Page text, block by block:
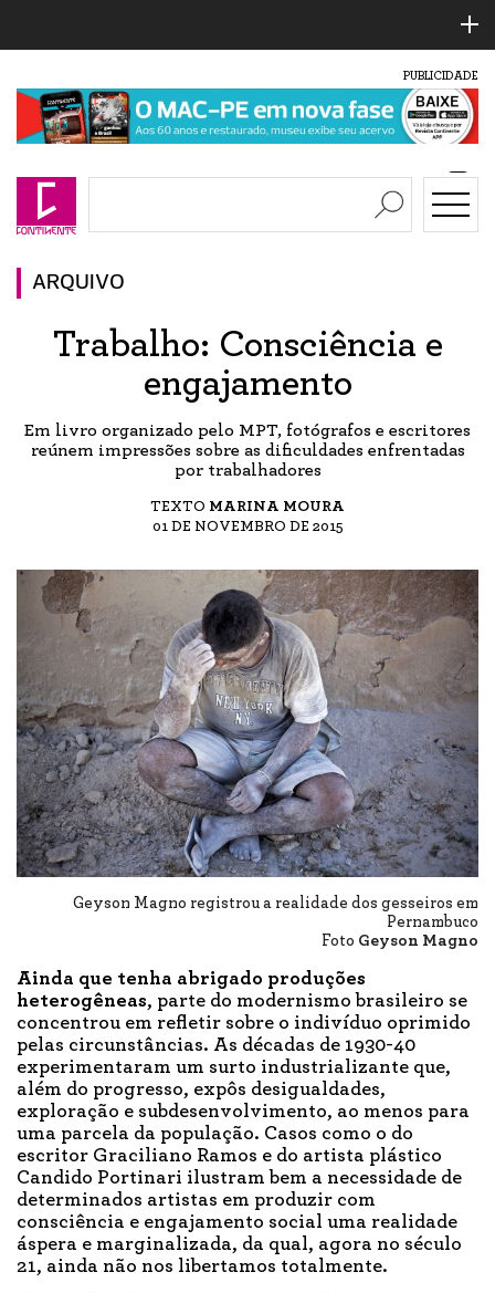
PUBLICIDADE
ARQUIVO
Trabalho: Consciência e
engajamento
Em livro organizado pelo MPT, fotógrafos e escritores
reúnem impressões sobre as dificuldades enfrentadas
por trabalhadores
TEXTO MARINA MOURA
01 DE NOVEMBRO DE 2015
Geyson Magno registrou a realidade dos gesseiros em
Pernambuco
Foto Geyson Magno
Ainda que tenha abrigado produções
heterogêneas, parte do modernismo brasileiro se
concentrou em refletir sobre o indivíduo oprimido
pelas circunstâncias. As décadas de 1930-40
experimentaram um surto industrializante que,
além do progresso, expôs desigualdades,
exploração e subdesenvolvimento, ao menos para
uma parcela da população. Casos como o do
escritor Graciliano Ramos e do artista plástico
Candido Portinari ilustram bem a necessidade de
determinados artistas em produzir com
consciência e engajamento social uma realidade
áspera e marginalizada, da qual, agora no século
21, ainda não nos libertamos totalmente.